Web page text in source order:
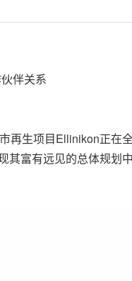
伴关系
再生项目Ellinikon正在
富有远见的总体规划